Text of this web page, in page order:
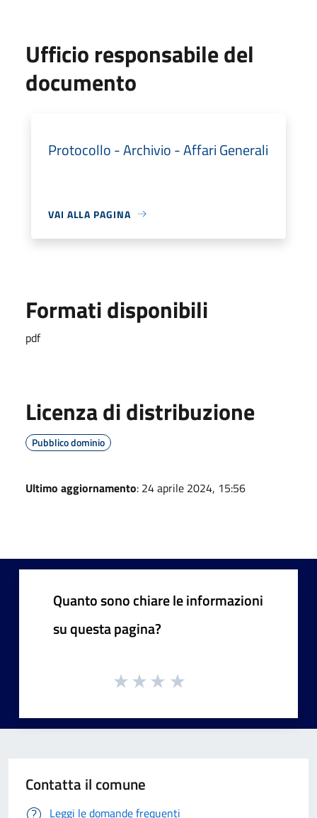
Ufficio responsabile del
documento
Protocollo - Archivio - Affari Generali
VAI ALLA PAGINA
Formati disponibili
pdf
Licenza di distribuzione
Pubblico dominio
Ultimo aggiornamento: 24 aprile 2024, 15:56
Quanto sono chiare le informazioni
su questa pagina?
Contatta il comune
Leggi le domande frequenti